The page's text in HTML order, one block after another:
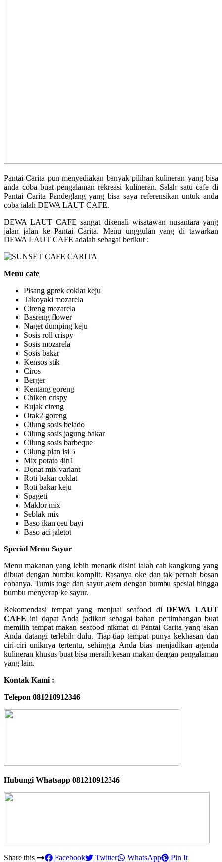
Pantai Carita pun menyediakan banyak pilihan kulineran yang bisa
anda coba buat pengalaman rekreasi kulineran. Salah satu cafe di
Pantai Carita Pandeglang yang bisa saya referensikan untuk anda
coba ialah DEWA LAUT CAFE.
DEWA LAUT CAFE sangat dikenali wisatawan nusantara yang
jalan jalan ke Pantai Carita. Menu unggulan yang di tawarkan
DEWA LAUT CAFE adalah sebagai berikut :
Menu cafe
Pisang gprek coklat keju
Takoyaki mozarela
Cireng mozarela
Basreng flower
Naget dumping keju
Sosis roll crispy
Sosis mozarela
Sosis bakar
Kensos stik
Ciros
Berger
Kentang goreng
Chiken crispy
Rujak cireng
Otak2 goreng
Cilung sosis belado
Cilung sosis jagung bakar
Cilung sosis barbeque
Cilung plan isi 5
Mix potato 4in1
Donat mix variant
Roti bakar coklat
Roti bakar keju
Spageti
Maklor mix
Seblak mix
Baso ikan ceu bayi
Baso aci jaletot
Special Menu Sayur
Menu makanan yang lebih menarik disini ialah cah kangkung yang
dibuat dengan bumbu komplit. Rasanya oke dan tak pernah bosan
cobanya. Tumis toge dan sayur asem dengan bumbu spesial hingga
bumbu menyerap ke sayur.
Rekomendasi tempat yang menjual seafood diDEWA LAUT
CAFEini dapat Anda jadikan sebagai bahan pertimbangan buat
memilih tempat makan seafood nikmat di Pantai Carita yang akan
Anda datangi terlebih dulu. Tiap-tiap tempat punya kekhasan dan
ciri-ciri uniknya tertentu, sehingga Anda bias menjadikan agenda
kulineran khusus buat bisa meraih kesan makan dengan pengalaman
yang lain.
Kontak Kami :
Telepon 081210912346
Hubungi Whatsapp 081210912346
Share this Facebook Twitter WhatsApp Pin It